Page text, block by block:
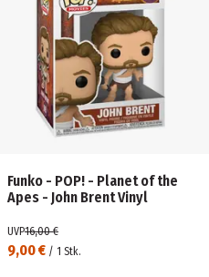
Funko - POP! - Planet of the
Apes - John Brent Vinyl
9,00 € / 1 Stk.
UVP16,00 €